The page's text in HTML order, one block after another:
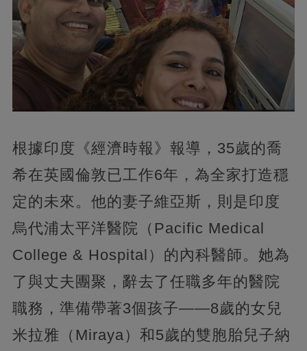
根據印度《經濟時報》報導，35歲的喬
希在英國倫敦已工作6年，為全家打造穩
定的未來。他的妻子維亞斯，則是印度
烏代浦太平洋醫院（Pacific Medical
College & Hospital）的內科醫師。她為
了與丈夫團聚，辭去了任職多年的醫院
職務，準備帶著3個孩子——8歲的女兒
米拉雅（Miraya）和5歲的雙胞胎兒子納